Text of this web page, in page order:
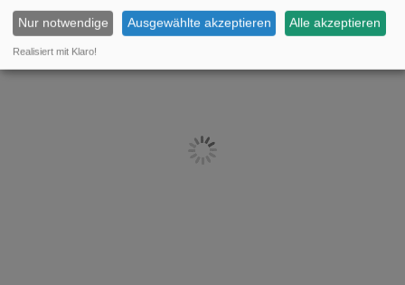
Nur notwendige Ausgewählte akzeptieren Alle akzeptieren
Realisiert mit Klaro!